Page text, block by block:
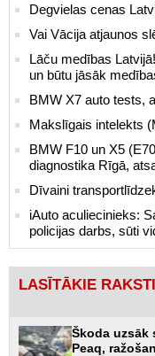
Degvielas cenas
Vai Vācija atjaunos
Lāču medības
un būtu jāsāk
BMW X7 auto tests,
Makslīgais intelekts
BMW F10 un X5
diagnostika Rīgā,
Dīvaini
iAuto aculiecinieks:
policijas darbs, sūti
LASĪTĀKIE RAKSTI
Škoda uzsāk
Peaq,